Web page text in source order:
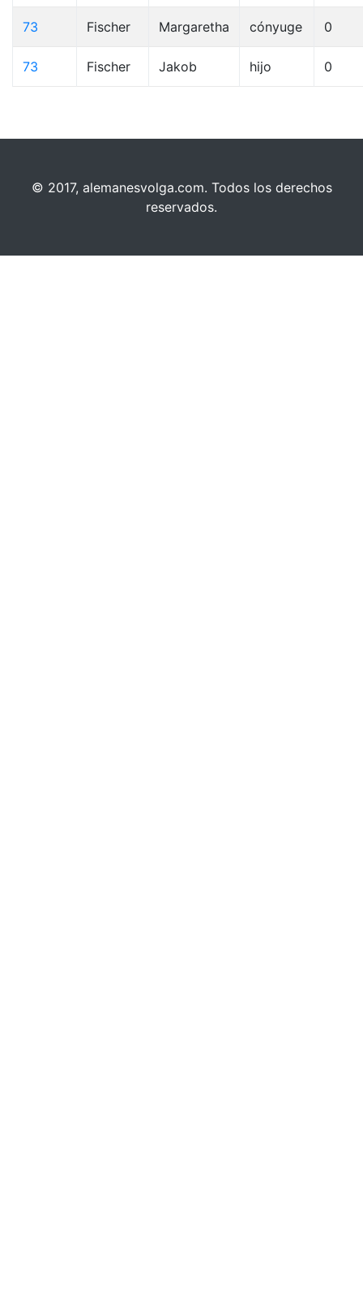
73 Fischer Margaretha cónyuge 0
73 Fischer Jakob hijo 0
© 2017, alemanesvolga.com. Todos los derechos
reservados.